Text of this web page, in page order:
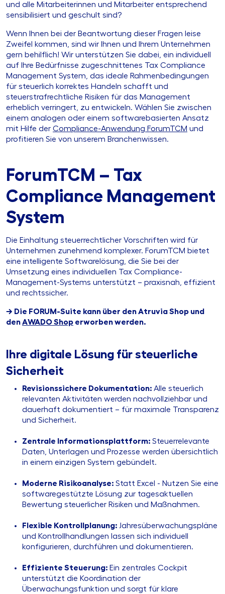
und alle Mitarbeiterinnen und Mitarbeiter entsprechend
sensibilisiert und geschult sind?
Wenn Ihnen bei der Beantwortung dieser Fragen leise
Zweifel kommen, sind wir Ihnen und Ihrem Unternehmen
gern behilflich! Wir unterstützen Sie dabei, ein individuell
auf Ihre Bedürfnisse zugeschnittenes Tax Compliance
Management System, das ideale Rahmenbedingungen
für steuerlich korrektes Handeln schafft und
steuerstrafrechtliche Risiken für das Management
erheblich verringert, zu entwickeln. Wählen Sie zwischen
einem analogen oder einem softwarebasierten Ansatz
mit Hilfe der Compliance-Anwendung ForumTCM und
profitieren Sie von unserem Branchenwissen.
ForumTCM – Tax
Compliance Management
System
Die Einhaltung steuerrechtlicher Vorschriften wird für
Unternehmen zunehmend komplexer. ForumTCM bietet
eine intelligente Softwarelösung, die Sie bei der
Umsetzung eines individuellen Tax Compliance-
Management-Systems unterstützt – praxisnah, effizient
und rechtssicher.
→ Die FORUM-Suite kann über den Atruvia Shop und
denAWADO Shop erworben werden.
Ihre digitale Lösung für steuerliche
Sicherheit
Revisionssichere Dokumentation: Alle steuerlich
relevanten Aktivitäten werden nachvollziehbar und
dauerhaft dokumentiert – für maximale Transparenz
und Sicherheit.
Zentrale Informationsplattform: Steuerrelevante
Daten, Unterlagen und Prozesse werden übersichtlich
in einem einzigen System gebündelt.
Moderne Risikoanalyse: Statt Excel - Nutzen Sie eine
softwaregestützte Lösung zur tagesaktuellen
Bewertung steuerlicher Risiken und Maßnahmen.
Flexible Kontrollplanung: Jahresüberwachungspläne
und Kontrollhandlungen lassen sich individuell
konfigurieren, durchführen und dokumentieren.
Effiziente Steuerung: Ein zentrales Cockpit
unterstützt die Koordination der
Überwachungsfunktion und sorgt für klare